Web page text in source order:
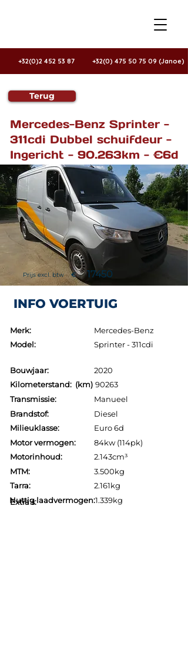
+32(0)2 452 53 87 +32(0) 475 50 75 09 (Janoe)
Terug
Mercedes-Benz Sprinter -
311cdi Dubbel schuifdeur -
Ingericht - 90.263km - €6d
Prijs excl. btw€ 17450
INFO VOERTUIG
Merk:
Model:
Mercedes-Benz
Sprinter - 311cdi
Bouwjaar:
2020
Kilometerstand: (km) 90263
Transmissie:
Manueel
Brandstof:
Milieuklasse:
Diesel
Euro 6d
Motor vermogen:
Motorinhoud:
84kw (114pk)
2.143cm³
MTM:
Tarra:
3.500kg
2.161kg
Nuttig laadvermogen:1.339kg
Extra's: